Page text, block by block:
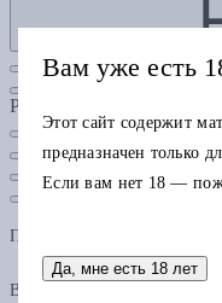
Рубрики
Подарочная карта
В одном заказе можно
Вам уже есть
Этот сайт содержит
предназначен только
Если вам нет 18 —
Да, мне есть 18 лет